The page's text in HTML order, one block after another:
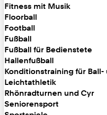
Fitness mit Musik
Floorball
Football
Fußball
Fußball für Bedienstete
Hallenfußball
Konditionstraining für
Leichtathletik
Rhönradturnen und Cyr
Seniorensport